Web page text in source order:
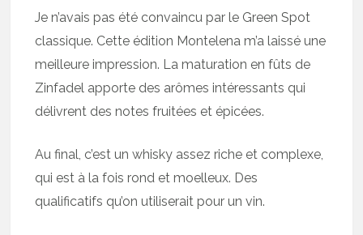
Je n’avais pas été convaincu par le Green Spot
classique. Cette édition Montelena m’a laissé une
meilleure impression. La maturation en fûts de
Zinfadel apporte des arômes intéressants qui
délivrent des notes fruitées et épicées.
Au final, c’est un whisky assez riche et complexe,
qui est à la fois rond et moelleux. Des
qualificatifs qu’on utiliserait pour un vin.